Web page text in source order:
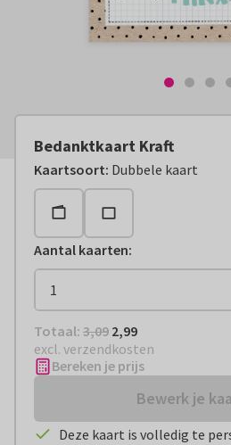
Bedanktkaart Kraft
Kaartsoort: Dubbele kaart
Aantal kaarten:
Totaal: € 2,99
Totaal: 3,09 2,99
excl. verzendkosten
Bereken je prijs
Bewerk je
Deze kaart is volledig te